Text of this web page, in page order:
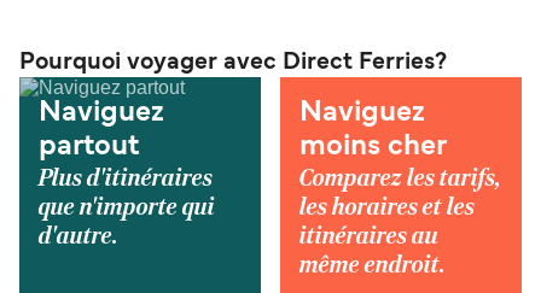
Pourquoi voyager avec Direct Ferries?
Naviguez
partout
Plus d'itinéraires
que n'importe qui
d'autre.
Naviguez
moins cher
Comparez les tarifs,
les horaires et les
itinéraires au
même endroit.